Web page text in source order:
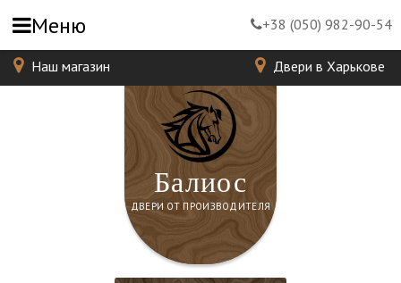
Балиос
ДВЕРИ ОТ ПРОИЗВОДИТЕЛЯ
Наш магазин Двери в Харькове
Меню +38 (050) 982-90-54